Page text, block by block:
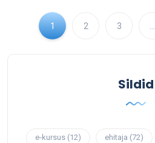
1 2 3 …
Sildid
e-kursus (12) ehitaja (72)